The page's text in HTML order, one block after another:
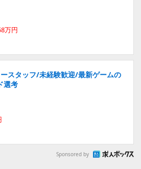
万円
スタッフ/未経験歓迎/最新ゲームの
選考
Sponsored by